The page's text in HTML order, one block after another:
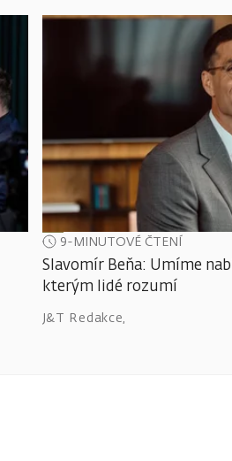
9-MINUTOVÉ ČTENÍ
Slavomír Beňa: Umíme
kterým lidé rozumí
J&T Redakce,